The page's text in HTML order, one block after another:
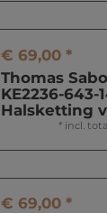
€ 69,00 *
Thomas
KE2236-643-
Halsketting
* incl.
€ 69,00 *